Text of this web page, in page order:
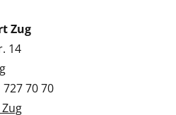
Zug
14
727 70 70